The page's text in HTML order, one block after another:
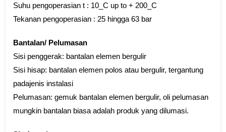
Suhu pengoperasian t : 10_C up to + 200_C
Tekanan pengoperasian : 25 hingga 63 bar
Bantalan/ Pelumasan
Sisi penggerak: bantalan elemen bergulir
Sisi hisap: bantalan elemen polos atau bergulir, tergantung
padajenis instalasi
Pelumasan: gemuk bantalan elemen bergulir, oli pelumasan
mungkin bantalan biasa adalah produk yang dilumasi.